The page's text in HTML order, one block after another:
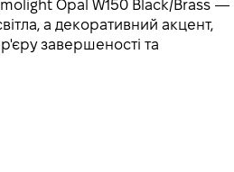
Opal W150 Black/Brass —
а декоративний акцент,
завершеності та